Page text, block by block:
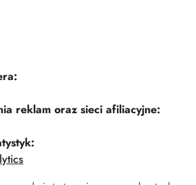
reklam oraz sieci afiliacyjne: